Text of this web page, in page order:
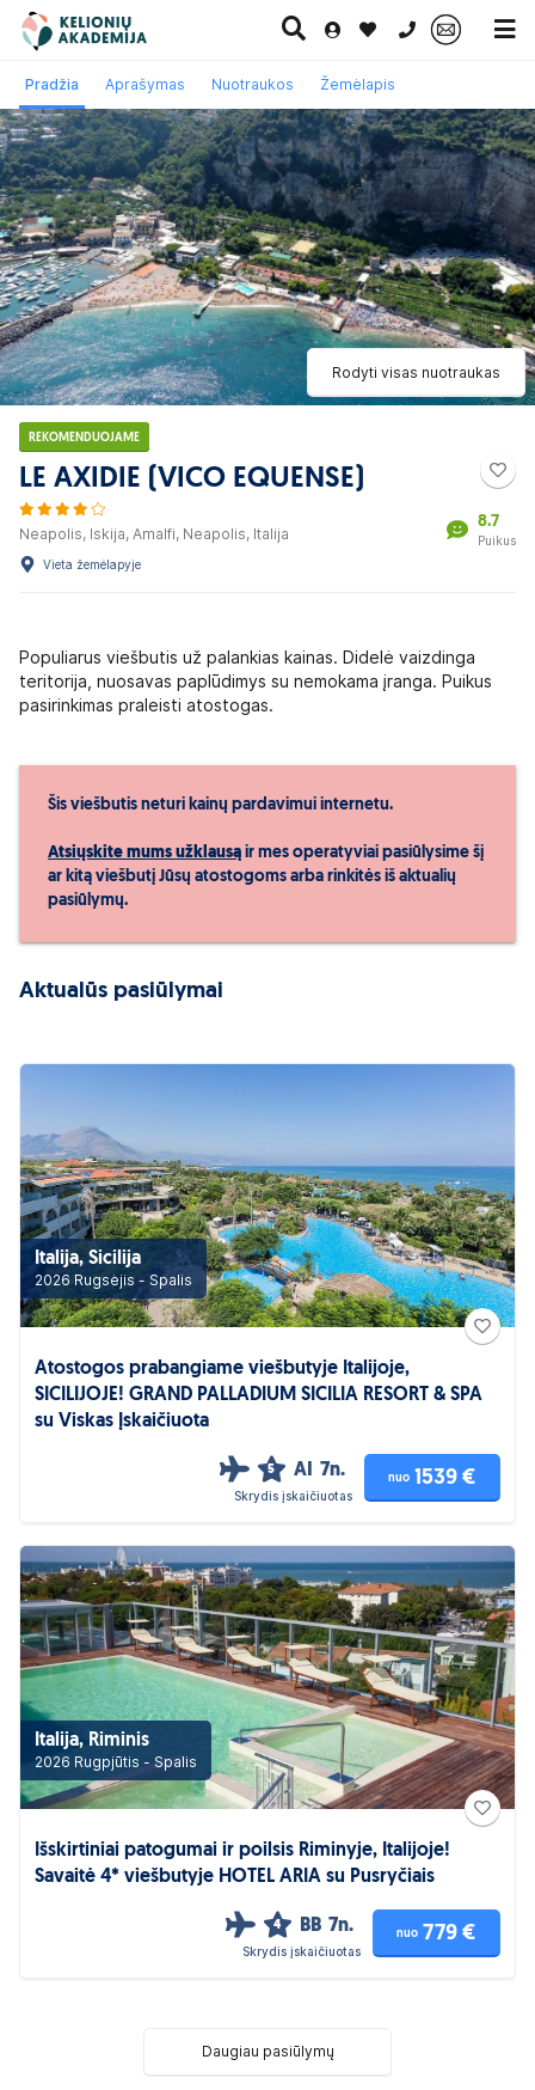
0 700 11007
Paskutinė
minutė
Pažintinės
kelionės
Egzotinės
kelionės
Kruizai
Rodyti visas nuotraukas
REKOMENDUOJAME
LE AXIDIE (VICO EQUENSE)
Neapolis, Iskija, Amalfi, Neapolis, Italija
8.7
Puikus
Vieta žemėlapyje
Populiarus viešbutis už palankias kainas. Didelė vaizdinga
teritorija, nuosavas paplūdimys su nemokama įranga. Puikus
pasirinkimas praleisti atostogas.
Pradžia Aprašymas Nuotraukos Žemėlapis
Šis viešbutis neturi kainų pardavimui internetu.
Atsiųskite mums užklausą ir mes operatyviai pasiūlysime šį
ar kitą viešbutį Jūsų atostogoms arba rinkitės iš aktualių
pasiūlymų.
Aktualūs pasiūlymai
Italija, Sicilija
2026 Rugsėjis - Spalis
Atostogos prabangiame viešbutyje Italijoje,
SICILIJOJE! GRAND PALLADIUM SICILIA RESORT & SPA
su Viskas Įskaičiuota
5 AI 7n.
Skrydis įskaičiuotas
nuo 1539 €
Italija, Riminis
2026 Rugpjūtis - Spalis
Išskirtiniai patogumai ir poilsis Riminyje, Italijoje!
Savaitė 4* viešbutyje HOTEL ARIA su Pusryčiais
4 BB 7n.
Skrydis įskaičiuotas
nuo 779 €
Daugiau pasiūlymų